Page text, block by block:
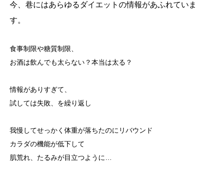
今、巷にはあらゆるダイエットの情報があふれていま
す。
食事制限や糖質制限、
お酒は飲んでも太らない？本当は太る？
情報がありすぎて、
試しては失敗、を繰り返し
我慢してせっかく体重が落ちたのにリバウンド
カラダの機能が低下して
肌荒れ、たるみが目立つように…